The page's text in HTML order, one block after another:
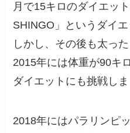
月で15キロのダイエッ
SHINGO」というダイ
しかし、その後も太っ
2015年には体重が90キ
ダイエットにも挑戦しま
2018年にはパラリンピ